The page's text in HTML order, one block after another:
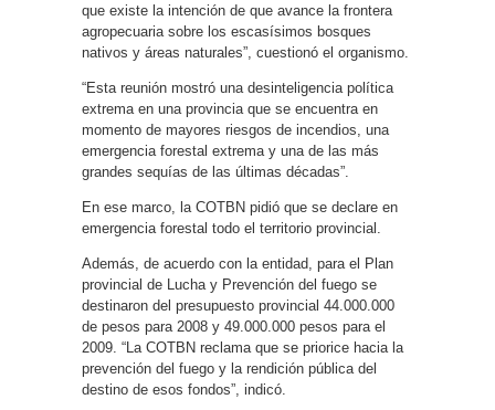
que existe la intención de que avance la frontera
agropecuaria sobre los escasísimos bosques
nativos y áreas naturales”, cuestionó el organismo.
“Esta reunión mostró una desinteligencia política
extrema en una provincia que se encuentra en
momento de mayores riesgos de incendios, una
emergencia forestal extrema y una de las más
grandes sequías de las últimas décadas”.
En ese marco, la COTBN pidió que se declare en
emergencia forestal todo el territorio provincial.
Además, de acuerdo con la entidad, para el Plan
provincial de Lucha y Prevención del fuego se
destinaron del presupuesto provincial 44.000.000
de pesos para 2008 y 49.000.000 pesos para el
2009. “La COTBN reclama que se priorice hacia la
prevención del fuego y la rendición pública del
destino de esos fondos”, indicó.